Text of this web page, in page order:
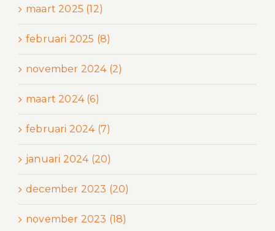
maart 2025 (12)
februari 2025 (8)
november 2024 (2)
maart 2024 (6)
februari 2024 (7)
januari 2024 (20)
december 2023 (20)
november 2023 (18)